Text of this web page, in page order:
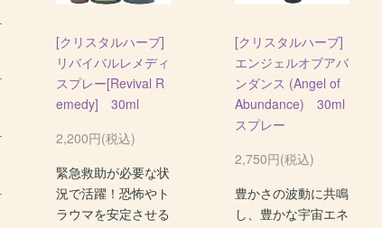
[クリスタルハーブ]
リバイバルレメディ
スプレー[Revival R
emedy] 30ml
2,200円(税込)
緊急救助が必要な状
況で活躍！恐怖やト
ラウマを安定させる
[クリスタルハーブ]
エンジェルオブアバ
ンダンス (Angel of
Abundance) 30ml
スプレー
2,750円(税込)
豊かさの波動に共鳴
し、豊かな宇宙エネ